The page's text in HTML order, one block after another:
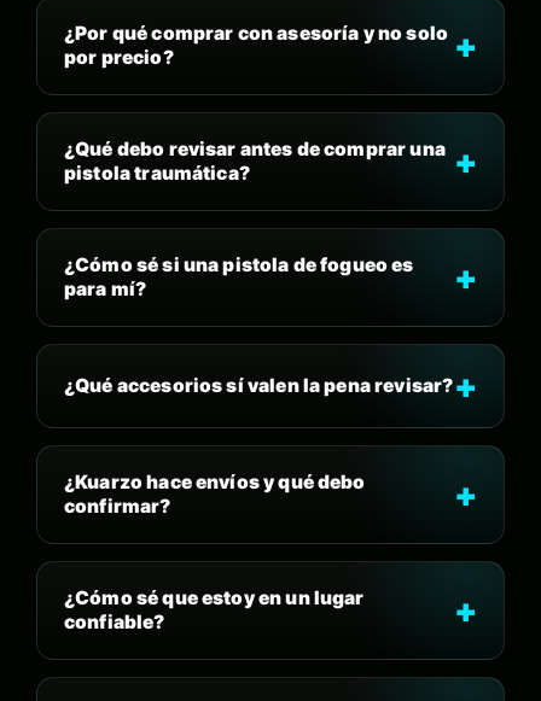
¿Por qué comprar con asesoría y no solo
por precio?
¿Qué debo revisar antes de comprar una
pistola traumática?
¿Cómo sé si una pistola de fogueo es
para mí?
¿Qué accesorios sí valen la pena revisar?
¿Kuarzo hace envíos y qué debo
confirmar?
¿Cómo sé que estoy en un lugar
confiable?